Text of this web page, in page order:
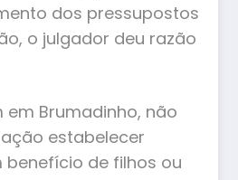
dos pressupostos
o julgador deu razão
Brumadinho, não
estabelecer
de filhos ou